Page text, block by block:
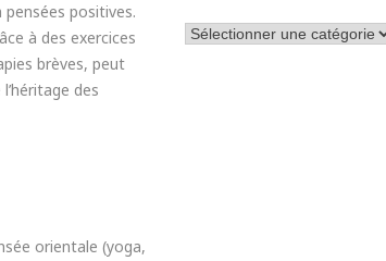
positives.
à des exercices
brèves, peut
des
orientale (yoga,
Catégories